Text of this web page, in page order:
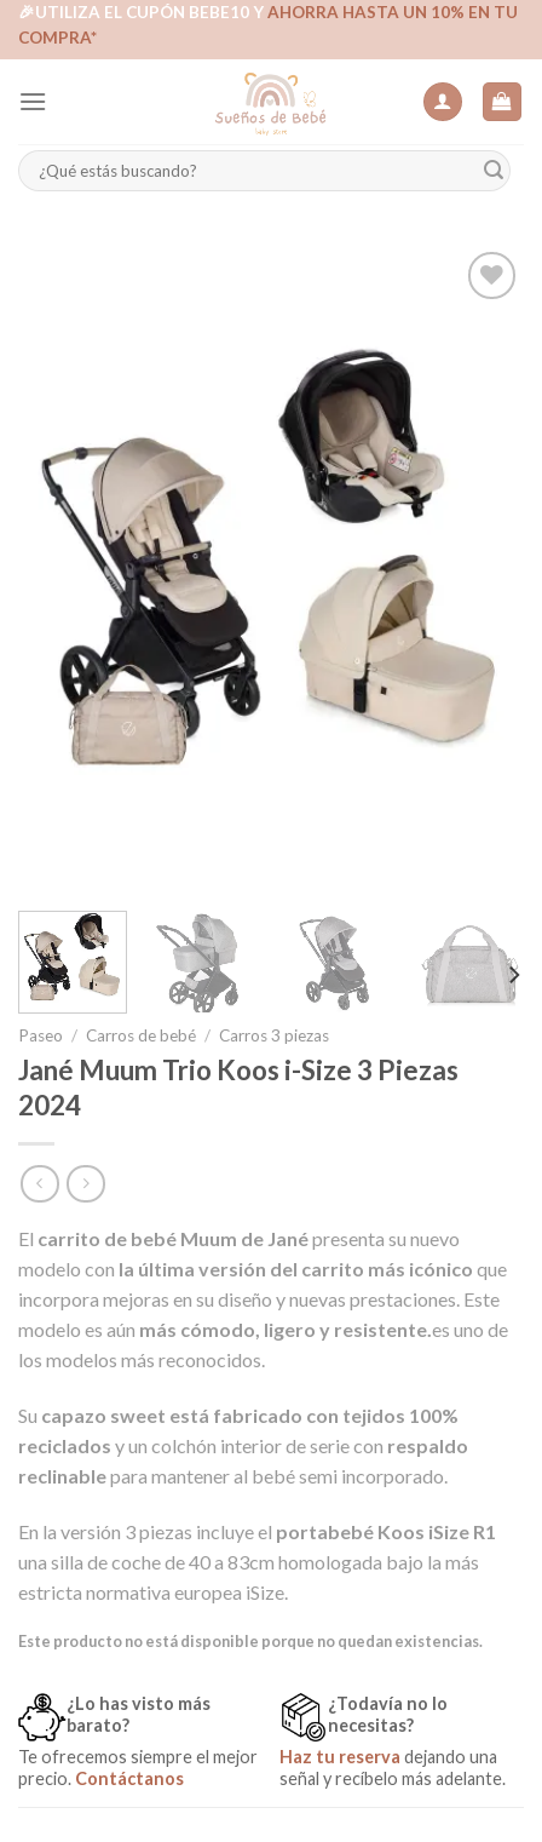
Skip🎉UTILIZA EL CUPÓN BEBE10 YAHORRA HASTA UN 10% EN TU
COMPRA*
Buscar
por:
Paseo / Carros de bebé / Carros 3 piezas
Jané Muum Trio Koos i-Size 3 Piezas
2024
El carrito de bebé Muum de Janépresenta su nuevo
modelo con la última versión del carrito más icónico que
incorpora mejoras en su diseño y nuevas prestaciones. Este
modelo es aún más cómodo, ligero y resistente.es uno de
los modelos más reconocidos.
Su capazo sweet está fabricado con tejidos 100%
reciclados y un colchón interior de serie con respaldo
reclinablepara mantener al bebé semi incorporado.
En la versión 3 piezas incluye el portabebé Koos iSize R1
una silla de coche de 40 a 83cm homologada bajo la más
estricta normativa europea iSize.
Este producto no está disponible porque no quedan existencias.
¿Lo has visto más
barato?
Te ofrecemos siempre el mejor
precio. Contáctanos
¿Todavía no lo
necesitas?
Haz tu reserva dejando una
señal y recíbelo más adelante.